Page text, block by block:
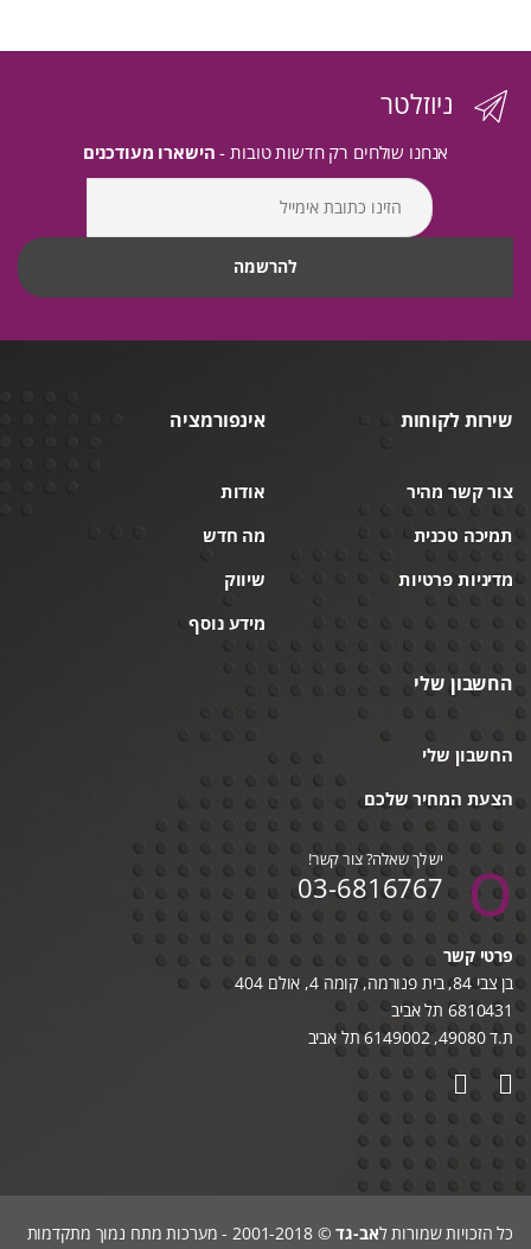
ניוזלטר
אנחנו שולחים רק חדשות טובות - הישארו מעודכנים
שירות לקוחות
צור קשר מהיר
תמיכה טכנית
מדיניות פרטיות
אינפורמציה
אודות
מה חדש
שיווק
מידע נוסף
החשבון שלי
החשבון שלי
הצעת המחיר שלכם
יש לך שאלה? צור קשר!
03-6816767
פרטי קשר
בן צבי 84, בית פנורמה, קומה 4, אולם 404
6810431 תל אביב
ת.ד 49080, 6149002 תל אביב
כל הזכויות שמורות לאב-גד© 2001-2018 - מערכות מתח נמוך מתקדמות